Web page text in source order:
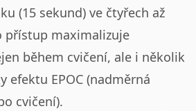
(15 sekund) ve čtyřech až
přístup maximalizuje
během cvičení, ale i několik
efektu EPOC (nadměrná
cvičení).